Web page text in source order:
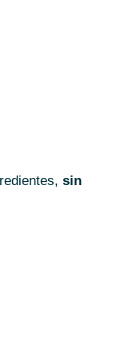
sin